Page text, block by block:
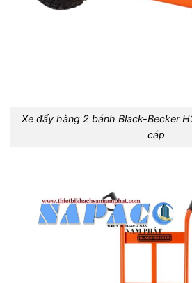
Xe đẩy hàng 2 bánh Black-Becker
cáp